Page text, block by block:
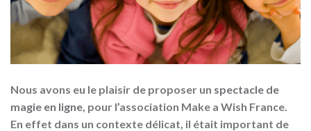
Nous avons eu le plaisir de proposer un spectacle de
magie en ligne , pour l’association Make a Wish France.
En effet dans un contexte délicat, il était important de